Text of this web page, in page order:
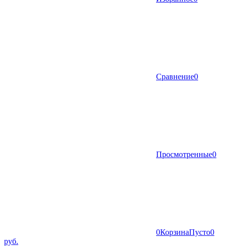
Сравнение0
Просмотренные0
0КорзинаПусто0
руб.